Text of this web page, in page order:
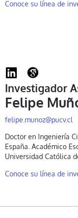
Conoce su línea de
Investigador
Felipe
felipe.munoz@pucv.cl
Doctor en Ingeniería
España. Académico
Universidad Católica
Conoce su línea de